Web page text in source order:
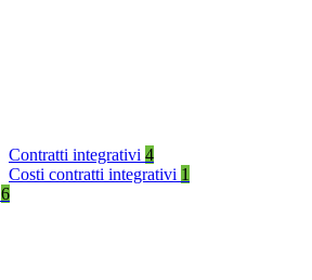
Contratti integrativi 4
Costi contratti integrativi 1
6